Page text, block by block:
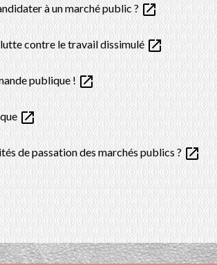
à un marché public ?open_in_new
contre le travail dissimuléopen_in_new
publique !open_in_new
open_in_new
de passation des marchés publics ?open_in_new